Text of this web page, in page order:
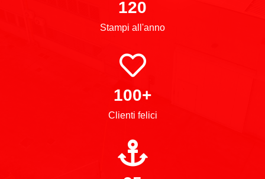
120
Stampi all'anno
100+
Clienti felici